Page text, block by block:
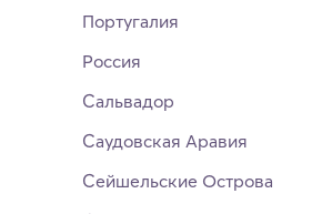
Португалия
Россия
Сальвадор
Саудовская Аравия
Сейшельские Острова